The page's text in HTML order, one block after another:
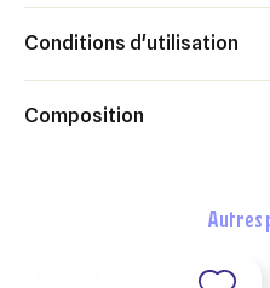
Conditions d'utilisation
Composition